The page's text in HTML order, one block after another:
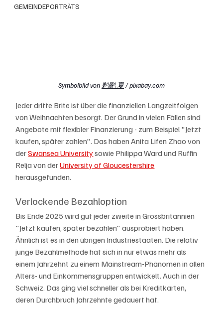
GEMEINDEPORTRÄTS
Symbolbild von 鹈鹂 夏 / pixabay.com
Jeder dritte Brite ist über die finanziellen Langzeitfolgen
von Weihnachten besorgt. Der Grund in vielen Fällen sind
Angebote mit flexibler Finanzierung - zum Beispiel "Jetzt
kaufen, später zahlen". Das haben Anita Lifen Zhao von
der Swansea University sowie Philippa Ward und Ruffin
Relja von der University of Gloucestershire
herausgefunden.
Verlockende Bezahloption
Bis Ende 2025 wird gut jeder zweite in Grossbritannien
"Jetzt kaufen, später bezahlen" ausprobiert haben.
Ähnlich ist es in den übrigen Industriestaaten. Die relativ
junge Bezahlmethode hat sich in nur etwas mehr als
einem Jahrzehnt zu einem Mainstream-Phänomen in allen
Alters- und Einkommensgruppen entwickelt. Auch in der
Schweiz. Das ging viel schneller als bei Kreditkarten,
deren Durchbruch Jahrzehnte gedauert hat.